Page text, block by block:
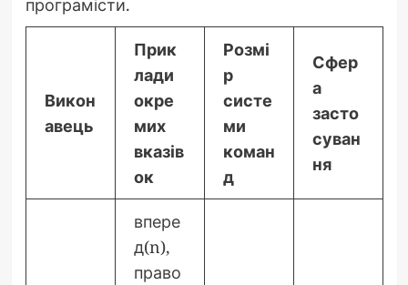
програмісти.
Викон
авець
Прик
лади
окре
мих
вказів
ок
Розмі
р
систе
ми
коман
д
Сфер
а
засто
суван
ня
впере
д(n),
право